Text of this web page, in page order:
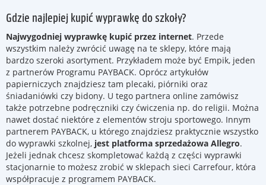
Gdzie najlepiej kupić wyprawkę do szkoły?
Najwygodniej wyprawkę kupić przez internet. Przede
wszystkim należy zwrócić uwagę na te sklepy, które mają
bardzo szeroki asortyment. Przykładem może być Empik, jeden
z partnerów Programu PAYBACK. Oprócz artykułów
papierniczych znajdziesz tam plecaki, piórniki oraz
śniadaniówki czy bidony. U tego partnera online zamówisz
także potrzebne podręczniki czy ćwiczenia np. do religii. Można
nawet dostać niektóre z elementów stroju sportowego. Innym
partnerem PAYBACK, u którego znajdziesz praktycznie wszystko
do wyprawki szkolnej, jest platforma sprzedażowa Allegro.
Jeżeli jednak chcesz skompletować każdą z części wyprawki
stacjonarnie to możesz zrobić w sklepach sieci Carrefour, która
współpracuje z programem PAYBACK.